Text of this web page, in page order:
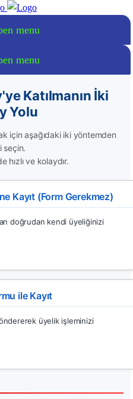
menu
menu
Katılmanın İki
Yolu
için aşağıdaki iki yöntemden
seçin.
hızlı ve kolaydır.
Kayıt (Form Gerekmez)
doğrudan kendi üyeliğinizi
ile Kayıt
üyelik işleminizi